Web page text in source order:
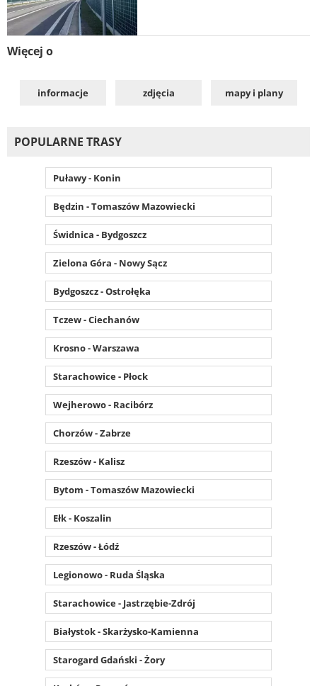
Więcej o
informacje zdjęcia mapy i plany
POPULARNE TRASY
Puławy - Konin
Będzin - Tomaszów Mazowiecki
Świdnica - Bydgoszcz
Zielona Góra - Nowy Sącz
Bydgoszcz - Ostrołęka
Tczew - Ciechanów
Krosno - Warszawa
Starachowice - Płock
Wejherowo - Racibórz
Chorzów - Zabrze
Rzeszów - Kalisz
Bytom - Tomaszów Mazowiecki
Ełk - Koszalin
Rzeszów - Łódź
Legionowo - Ruda Śląska
Starachowice - Jastrzębie-Zdrój
Białystok - Skarżysko-Kamienna
Starogard Gdański - Żory